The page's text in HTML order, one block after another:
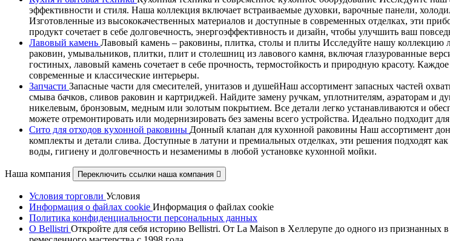
эффективности и стиля. Наша коллекция включает встраиваемые духовки, варочные панели,
Изготовленные из высококачественных материалов и доступные в современных отделках, эти
продукт сочетает в себе долговечность, энергоэффективность и дизайн, чтобы улучшить ваш
Лавовый камень Лавовый камень – раковины, плитка, столы и плиты Исследуйте нашу коллекцию
раковин, умывальников, плитки, плит и столешниц из лавового камня, включая глазурованные
гостиных, лавовый камень сочетает в себе прочность, термостойкость и природную красоту.
современные и классические интерьеры.
Запчасти Запасные части для смесителей, унитазов и душейНаш ассортимент запасных частей
смыва бачков, сливов раковин и картриджей. Найдите замену ручкам, уплотнителям, аэраторам
никелевым, бронзовым, медным или золотым покрытием. Все детали легко устанавливаются и
можете отремонтировать или модернизировать без замены всего устройства. Идеально подходит
Сито для отходов кухонной раковины Донный клапан для кухонной раковины Наш ассортимент
комплекты и детали слива. Доступные в латуни и премиальных отделках, эти решения подходят
воды, гигиену и долговечность и незаменимы в любой установке кухонной мойки.
Наша компания Переключить ссылки наша компания 
Условия торговли Условия
Информация о файлах cookie Информация о файлах cookie
Политика конфиденциальности персональных данных
О Bellistri Откройте для себя историю Bellistri. От La Maison в Хеллерупе до одного из